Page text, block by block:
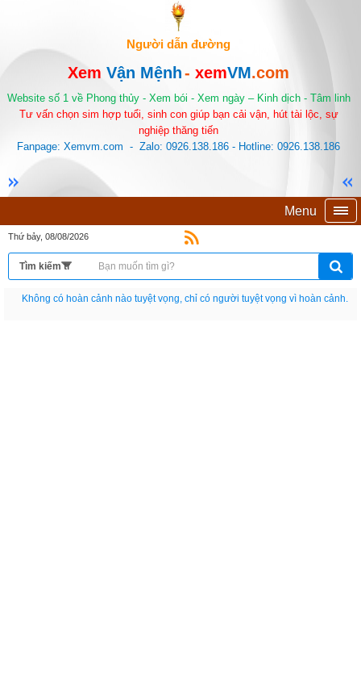
Người dẫn đường
Xem Vận Mệnh- xemVM.com
Website số 1 về Phong thủy - Xem bói - Xem ngày – Kinh dịch - Tâm linh
Tư vấn chọn sim hợp tuổi, sinh con giúp bạn cải vận, hút tài lộc, sự
nghiệp thăng tiến
Fanpage: Xemvm.com - Zalo: 0926.138.186 - Hotline: 0926.138.186
Menu
Thứ bảy, 08/08/2026
Không có hoàn cảnh nào tuyệt vọng, chỉ có người tuyệt vọng vì hoàn cảnh.